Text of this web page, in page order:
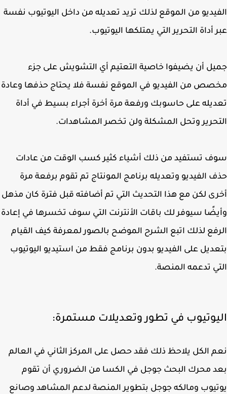
من الموقع لذلك تريد تعديله من داخل اليوتيوب نفسة
أداة التحرير التي يمتلكها اليوتيوب.
أن يضيفوا خاصية التعتيم أي التشويش على جزء
من الفيديو في الموقع نفسة فلا يحتاج حذفها وعادة
على حاسوبك ورفعة مرة أخرة أجراء بسيط في أداة
وتحل المشكلة ولن تخصر المشاهدات.
تستفيد من ذلك أشياء كثير كسب الوقت من عادات
الفيديو وتعديله برنامج المونتاج تم تقوم برفعة مرة
لكن مع هذا التحديث التي تم أضافته قبل فترة كان مذهل
سيوفر لك باقات الأنترنت التي سوف تخسرها في إعادة
لذلك اتبع الشرح الموضح بالصور لمعرفة كيف القيام
على الفيديو بدون برنامج فقط من استيديو اليوتيوب
تدعمه المنصة.
في تطور وتعديلات مستمرة:
الكل يلاحظ ذلك فقد حصل على المركز الثاني في العالم
محرك البحث جوجل في الكسا من الضروري أن تقوم
ومالكه جوجل بتطوير المنصة لدعم المشاهد وصانع